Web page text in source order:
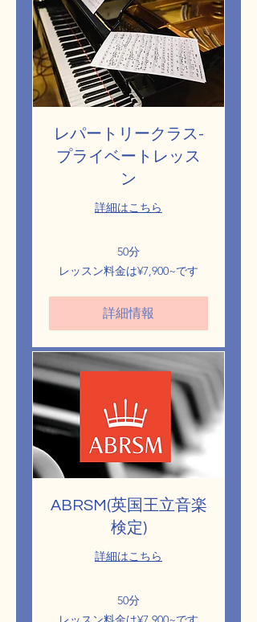
レパートリークラス-
プライベートレッス
ン
詳細はこちら
50分
で
す
レッスン料金は¥7,900~です
詳細情報
ABRSM(英国王立音楽
検定)
詳細はこちら
50分